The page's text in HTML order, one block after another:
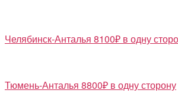
Челябинск-Анталья 8100₽ в одну
Тюмень-Анталья 8800₽ в одну сторону